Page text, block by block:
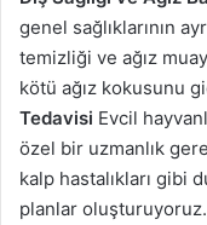
genel sağlıklarının
temizliği ve ağız
kötü ağız kokusunu
Tedavisi Evcil
özel bir uzmanlık
kalp hastalıkları gibi
planlar oluşturuyoruz.